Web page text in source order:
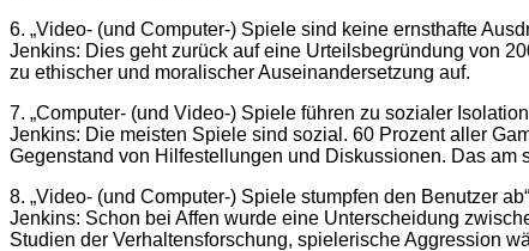
6. „Video- (und Computer-) Spiele sind keine ernsthafte
Jenkins: Dies geht zurück auf eine Urteilsbegründung von
zu ethischer und moralischer Auseinandersetzung auf.
7. „Computer- (und Video-) Spiele führen zu sozialer
Jenkins: Die meisten Spiele sind sozial. 60 Prozent aller
Gegenstand von Hilfestellungen und Diskussionen. Das
8. „Video- (und Computer-) Spiele stumpfen den Benutzer
Jenkins: Schon bei Affen wurde eine Unterscheidung
Studien der Verhaltensforschung, spielerische Aggression